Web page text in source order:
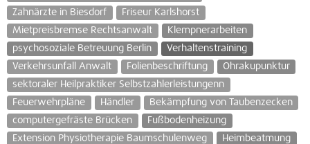
Zahnärzte in Biesdorf
Friseur Karlshorst
Mietpreisbremse Rechtsanwalt
Klempnerarbeiten
psychosoziale Betreuung Berlin
Verhaltenstraining
Verkehrsunfall Anwalt
Folienbeschriftung
Ohrakupunktur
sektoraler Heilpraktiker Selbstzahlerleistungenn
Feuerwehrpläne
Händler
Bekämpfung von Taubenzecken
computergefräste Brücken
Fußbodenheizung
Extension Physiotherapie Baumschulenweg
Heimbeatmung